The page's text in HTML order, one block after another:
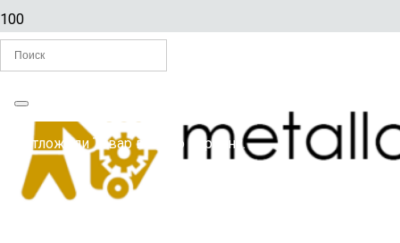
Вы отложилиТоварв свою корзину.
Главная
/
РАЗВЕРТКИ ПО МЕТАЛЛУ